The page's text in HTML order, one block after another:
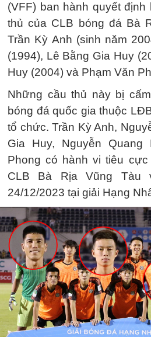
(VFF) ban hành quyết
thủ của CLB bóng đá Bà
Trần Kỳ Anh (sinh năm
(1994), Lê Bằng Gia Huy
Huy (2004) và Phạm Văn
Những cầu thủ này bị
bóng đá quốc gia thuộc
tổ chức. Trần Kỳ Anh,
Gia Huy, Nguyễn
Phong có hành vi tiêu
CLB Bà Rịa Vũng Tàu
24/12/2023 tại giải Hạng